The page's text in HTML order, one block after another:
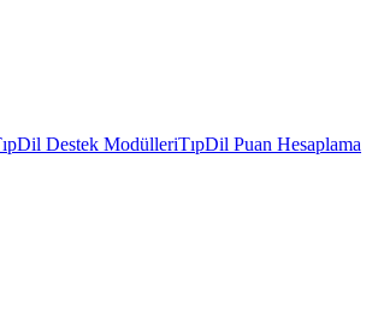
Destek ModülleriTıpDil Puan Hesaplama